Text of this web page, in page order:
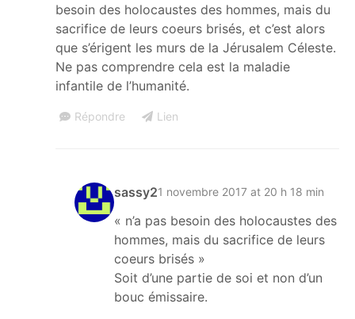
besoin des holocaustes des hommes, mais du
sacrifice de leurs coeurs brisés, et c’est alors
que s’érigent les murs de la Jérusalem Céleste.
Ne pas comprendre cela est la maladie
infantile de l’humanité.
Répondre Lien
sassy21 novembre 2017 at 20 h 18 min
« n’a pas besoin des holocaustes des
hommes, mais du sacrifice de leurs
coeurs brisés »
Soit d’une partie de soi et non d’un
bouc émissaire.